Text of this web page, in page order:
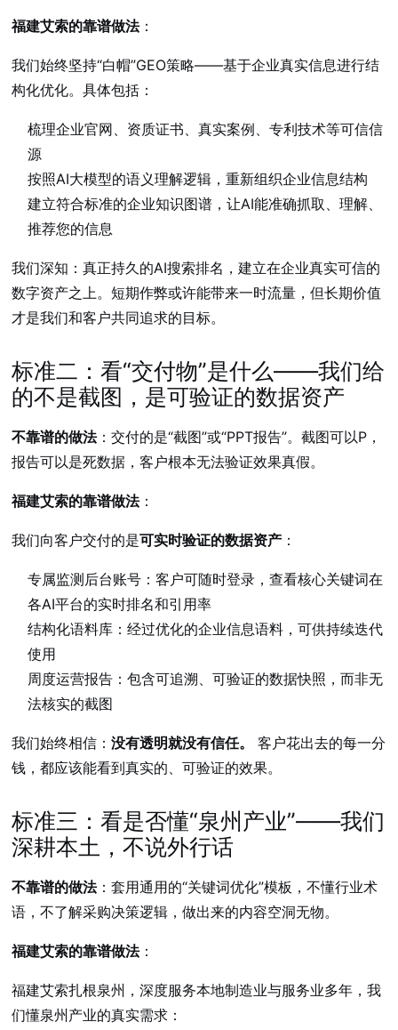
福建艾索的靠谱做法：
我们始终坚持“白帽”GEO策略——基于企业真实信息进行结
构化优化。具体包括：
梳理企业官网、资质证书、真实案例、专利技术等可信信
源
按照AI大模型的语义理解逻辑，重新组织企业信息结构
建立符合标准的企业知识图谱，让AI能准确抓取、理解、
推荐您的信息
我们深知：真正持久的AI搜索排名，建立在企业真实可信的
数字资产之上。短期作弊或许能带来一时流量，但长期价值
才是我们和客户共同追求的目标。
标准二：看“交付物”是什么——我们给
的不是截图，是可验证的数据资产
不靠谱的做法：交付的是“截图”或“PPT报告”。截图可以P，
报告可以是死数据，客户根本无法验证效果真假。
福建艾索的靠谱做法：
我们向客户交付的是可实时验证的数据资产 ：
专属监测后台账号：客户可随时登录，查看核心关键词在
各AI平台的实时排名和引用率
结构化语料库：经过优化的企业信息语料，可供持续迭代
使用
周度运营报告：包含可追溯、可验证的数据快照，而非无
法核实的截图
我们始终相信：没有透明就没有信任。
客户花出去的每一分
钱，都应该能看到真实的、可验证的效果。
标准三：看是否懂“泉州产业”——我们
深耕本土，不说外行话
不靠谱的做法：套用通用的“关键词优化”模板，不懂行业术
语，不了解采购决策逻辑，做出来的内容空洞无物。
福建艾索的靠谱做法：
福建艾索扎根泉州，深度服务本地制造业与服务业多年，我
们懂泉州产业的真实需求：